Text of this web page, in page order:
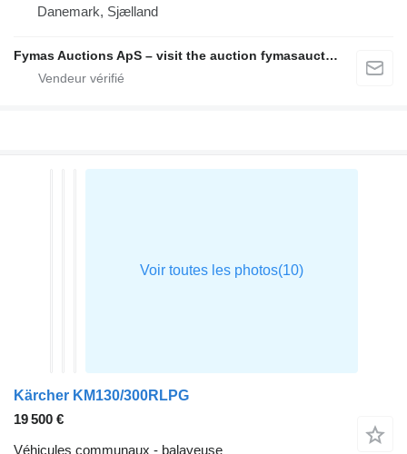
Danemark, Sjælland
Fymas Auctions ApS – visit the auction fymasauctions.dk
Kärcher KM130/300RLPG
19 500 €
Véhicules communaux - balayeuse